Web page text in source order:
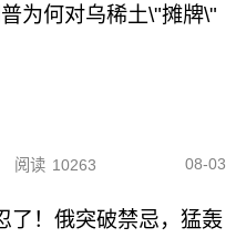
为何对乌稀土\"摊牌\"
阅读 10263 08-03
了！俄突破禁忌，猛轰